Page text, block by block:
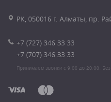
РК, 050016 г. Алматы, пр.
+7 (727) 346 33 33
+7 (707) 346 33 33
Принимаем звонки с 9.00 до 20.00.